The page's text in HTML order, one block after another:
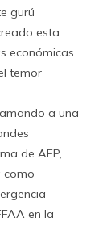
gurú
esta
económicas
temor
a una
de AFP,
como
en la